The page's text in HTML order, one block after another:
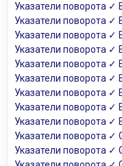
Указатели поворота ✓
Указатели поворота ✓
Указатели поворота ✓
Указатели поворота ✓
Указатели поворота ✓
Указатели поворота ✓
Указатели поворота ✓
Указатели поворота ✓
Указатели поворота ✓
Указатели поворота ✓
Указатели поворота ✓